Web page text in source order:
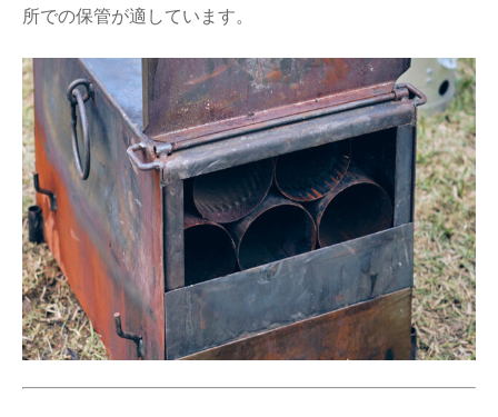
所での保管が適しています。